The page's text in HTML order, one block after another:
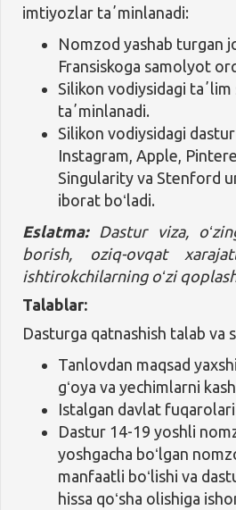
imtiyozlar taʼminlanadi:
Nomzod yashab turgan
Fransiskoga samolyot
Silikon vodiysidagi
taʼminlanadi.
Silikon vodiysidagi
Instagram, Apple,
Singularity va Stenford
iborat boʻladi.
Eslatma:Dastur viza,
borish, oziq-ovqat
ishtirokchilarning oʻzi
Talablar:
Dasturga qatnashish talab va
Tanlovdan maqsad
gʻoya va yechimlarni
Istalgan davlat
Dastur 14-19 yoshli
yoshgacha boʻlgan
manfaatli boʻlishi va
hissa qoʻsha olishiga